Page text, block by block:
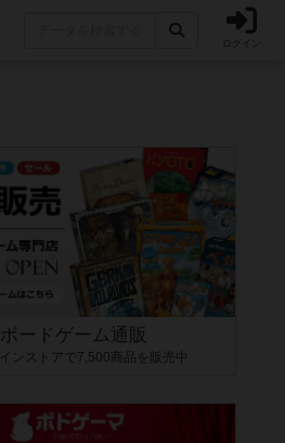
ログイン
ボードゲーム通販
インストアで7,500商品を販売中